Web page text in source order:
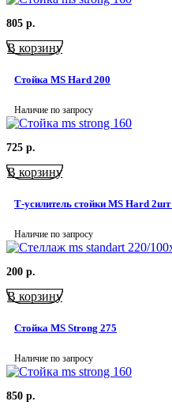
805 р.
В корзину
Стойка MS Hard 200
Наличие по запросу
725 р.
В корзину
Т-усилитель стойки MS Hard 2шт
Наличие по запросу
200 р.
В корзину
Стойка MS Strong 275
Наличие по запросу
850 р.